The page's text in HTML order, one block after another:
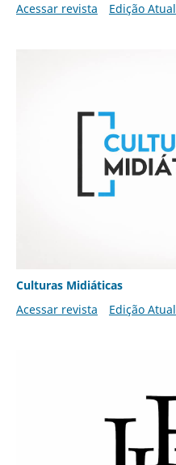
Acessar revista
Edição Atual
Culturas Midiáticas
Acessar revista
Edição Atual